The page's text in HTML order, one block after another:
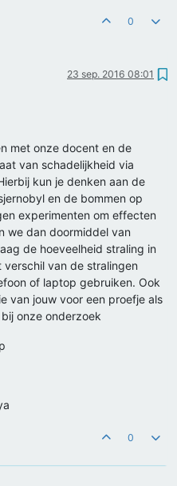
0
23 sep. 2016 08:01
met onze docent en de
van schadelijkheid via
kun je denken aan de
en de bommen op
experimenten om effecten
we dan doormiddel van
de hoeveelheid straling in
van de stralingen
of laptop gebruiken. Ook
van jouw voor een proefje als
onze onderzoek
0